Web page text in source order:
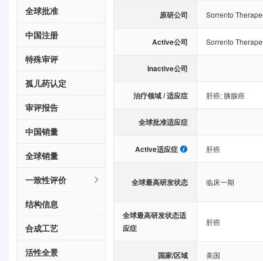
全球批准
中国注册
特殊审评
孤儿药认定
审评报告
中国销量
全球销量
一致性评价
结构信息
合成工艺
活性全景
原研公司 Sorrento
Active公司 Sorrento
Inactive公司
治疗领域 / 适应症 肝癌; 胰腺癌
全球批准适应症
Active适应症 肝癌
全球最高研发状态 临床一期
全球最高研发状态适
应症
肝癌
国家/区域 美国